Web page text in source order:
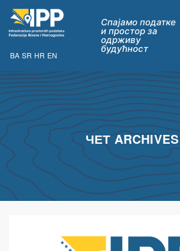
BA SR HR EN
Спајамо податке
и простор за
одрживу
будућност
ЧЕТ ARCHIVES